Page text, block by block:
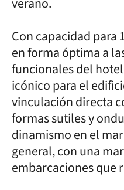
Con capacidad para
en forma óptima a
funcionales del
icónico para el
vinculación directa
formas sutiles y
dinamismo en el
general, con una
embarcaciones que